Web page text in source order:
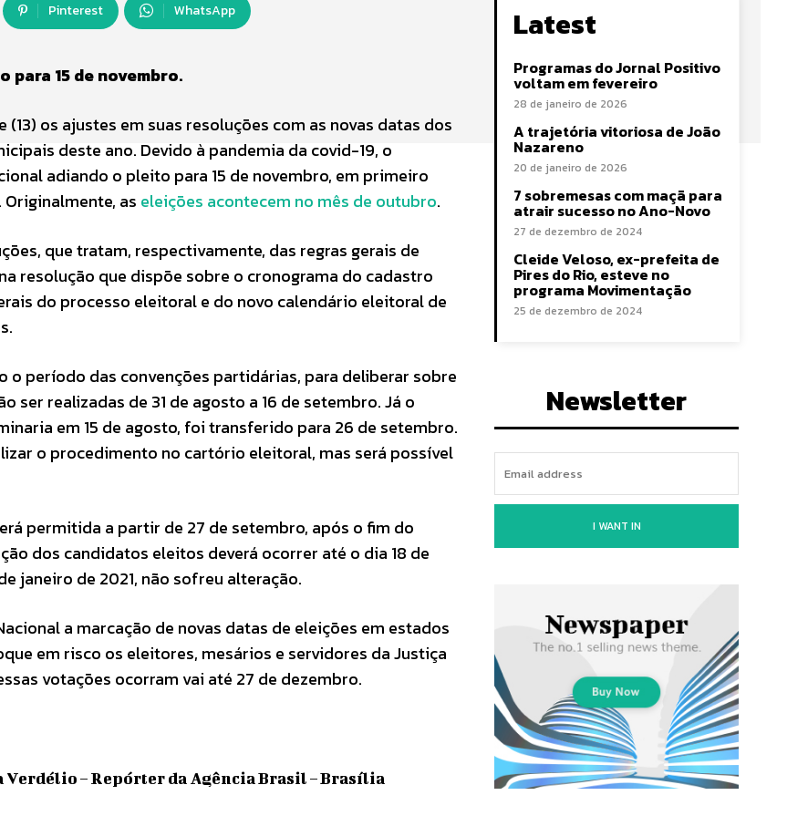
Pinterest WhatsApp
para 15 de novembro.
os ajustes em suas resoluções com as novas datas dos
deste ano. Devido à pandemia da covid-19, o
adiando o pleito para 15 de novembro, em primeiro
as eleições acontecem no mês de outubro.
que tratam, respectivamente, das regras gerais de
resolução que dispõe sobre o cronograma do cadastro
do processo eleitoral e do novo calendário eleitoral de
período das convenções partidárias, para deliberar sobre
ser realizadas de 31 de agosto a 16 de setembro. Já o
em 15 de agosto, foi transferido para 26 de setembro.
o procedimento no cartório eleitoral, mas será possível
permitida a partir de 27 de setembro, após o fim do
dos candidatos eleitos deverá ocorrer até o dia 18 de
janeiro de 2021, não sofreu alteração.
a marcação de novas datas de eleições em estados
em risco os eleitores, mesários e servidores da Justiça
votações ocorram vai até 27 de dezembro.
Verdélio – Repórter da Agência Brasil – Brasília
Latest
Programas do Jornal Positivo
voltam em fevereiro
28 de janeiro de 2026
A trajetória vitoriosa de João
Nazareno
20 de janeiro de 2026
7 sobremesas com maçã para
atrair sucesso no Ano-Novo
27 de dezembro de 2024
Cleide Veloso, ex-prefeita de
Pires do Rio, esteve no
programa Movimentação
25 de dezembro de 2024
Newsletter
I WANT IN